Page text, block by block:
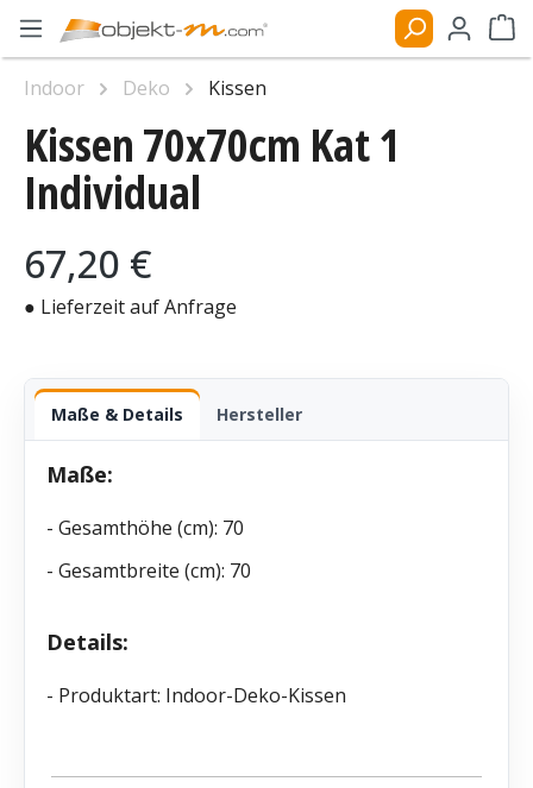
Zum Hauptinhalt springen
Kissen 70x70cm Kat 1
Individual
Regulärer Preis:
67,20 €
● Lieferzeit auf Anfrage
Maße & Details Hersteller
Maße:
- Gesamthöhe (cm): 70
- Gesamtbreite (cm): 70
Details:
- Produktart: Indoor-Deko-Kissen
Indoor Deko
Kissen
Bildergalerie überspringen